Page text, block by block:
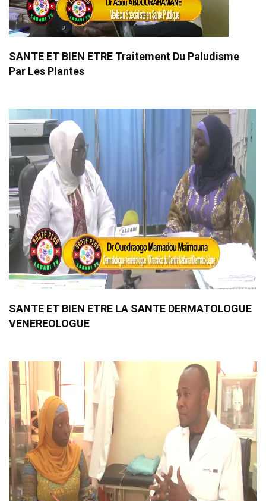
SANTE ET BIEN ETRE Traitement Du Paludisme
Par Les Plantes
SANTE ET BIEN ETRE LA SANTE DERMATOLOGUE
VENEREOLOGUE